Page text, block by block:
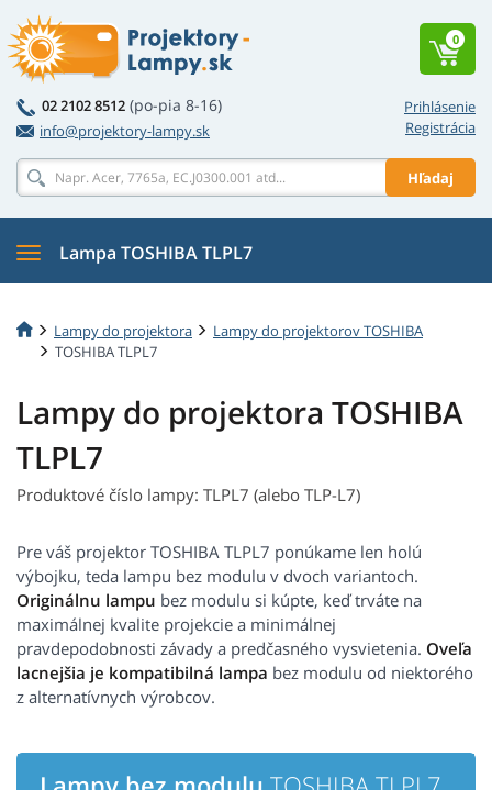
Prihlásenie
Registrácia
02 2102 8512 (po-pia 8-16)
info@projektory-lampy.sk
Hľadaj
0
Lampa TOSHIBA TLPL7
Lampy do projektora
Lampy do projektorov TOSHIBA
TOSHIBA TLPL7
Lampy do projektora TOSHIBA
TLPL7
Produktové číslo lampy: TLPL7 (alebo TLP-L7)
Pre váš projektor TOSHIBA TLPL7 ponúkame len holú
výbojku, teda lampu bez modulu v dvoch variantoch.
Originálnu lampu bez modulu si kúpte, keď trváte na
maximálnej kvalite projekcie a minimálnej
pravdepodobnosti závady a predčasného vysvietenia. Oveľa
lacnejšia je kompatibilná lampa bez modulu od niektorého
z alternatívnych výrobcov.